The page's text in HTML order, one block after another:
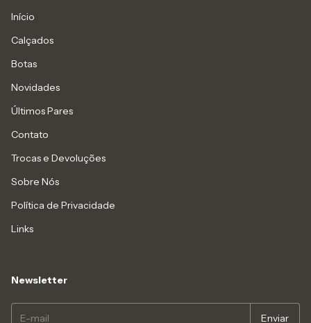
Início
Calçados
Botas
Novidades
Últimos Pares
Contato
Trocas e Devoluções
Sobre Nós
Política de Privacidade
Links
Newsletter